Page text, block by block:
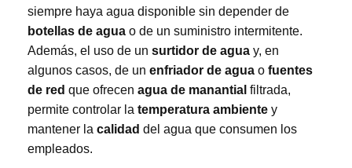
siempre haya agua disponible sin depender de
botellas de agua o de un suministro intermitente.
Además, el uso de un surtidor de agua y, en
algunos casos, de un enfriador de agua o fuentes
de red que ofrecen agua de manantial filtrada,
permite controlar la temperatura ambiente y
mantener la calidad del agua que consumen los
empleados.